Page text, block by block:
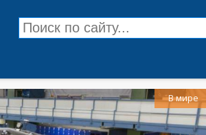
В мире